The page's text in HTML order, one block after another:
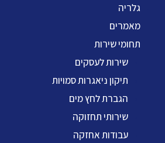
גלריה
מאמרים
תחומי שירות
שירות לעסקים
תיקון ניאגרות סמויות
הגברת לחץ מים
שירותי תחזוקה
עבודות אחזקה